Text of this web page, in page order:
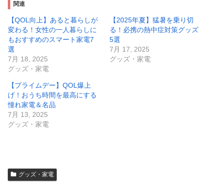
関連
【QOL向上】あると暮らしが
変わる！女性の一人暮らしに
もおすすめのスマート家電7
選
7月 18, 2025
グッズ・家電
【2025年夏】猛暑を乗り切
る！必携の熱中症対策グッズ
5選
7月 17, 2025
グッズ・家電
【プライムデー】QOL爆上
げ！おうち時間を最高にする
憧れ家電＆名品
7月 13, 2025
グッズ・家電
グッズ・家電